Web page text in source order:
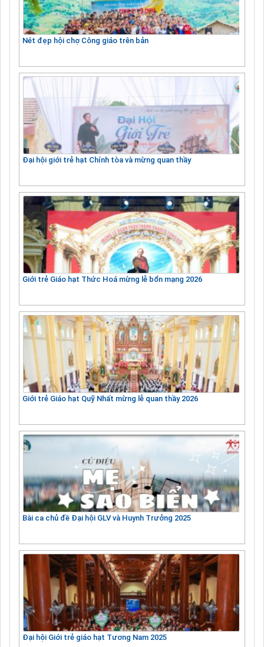
Nét đẹp hội chợ Công giáo trên bản
Đại hội giới trẻ hạt Chính tòa và mừng quan thầy
Giới trẻ Giáo hạt Thức Hoá mừng lễ bổn mạng 2026
Giới trẻ Giáo hạt Quỹ Nhất mừng lễ quan thầy 2026
Bài ca chủ đề Đại hội GLV và Huynh Trưởng 2025
Đại hội Giới trẻ giáo hạt Tương Nam 2025